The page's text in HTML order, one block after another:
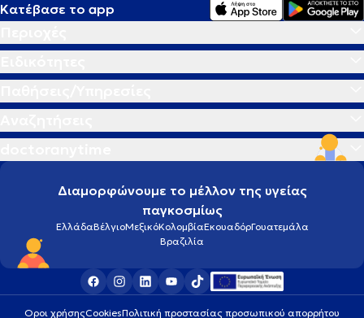
Κατέβασε το app
Διαμορφώνουμε το μέλλον της υγείας
παγκοσμίως
ΕλλάδαΒέλγιοΜεξικόΚολομβίαΕκουαδόρΓουατεμάλα
Βραζιλία
Οροι χρήσηςCookiesΠολιτική προστασίας προσωπικού απορρήτου